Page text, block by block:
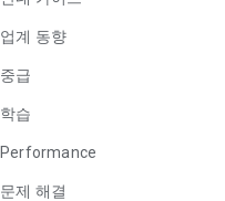
업계 동향
중급
학습
Performance
문제 해결